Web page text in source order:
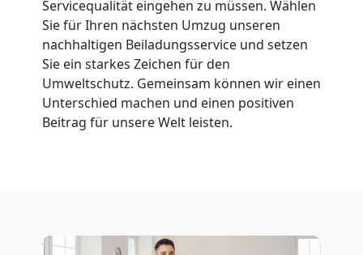
Servicequalität eingehen zu müssen. Wählen
Sie für Ihren nächsten Umzug unseren
nachhaltigen Beiladungsservice und setzen
Sie ein starkes Zeichen für den
Umweltschutz. Gemeinsam können wir einen
Unterschied machen und einen positiven
Beitrag für unsere Welt leisten.
Fernumzug
Feldkirch
Firmenumzug
Büroumzug